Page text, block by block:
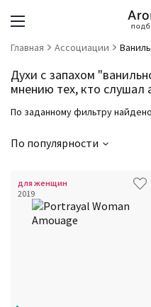
Главная Ассоциации
Духи с запахом
мнению тех, кто слушал
По заданному фильтру
По популярности
для женщин
2019